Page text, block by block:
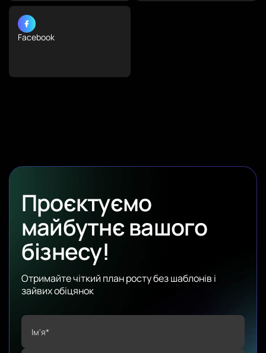
Facebook
Проєктуємо
майбутнє вашого
бізнесу!
Отримайте чіткий план росту без шаблонів і
зайвих обіцянок